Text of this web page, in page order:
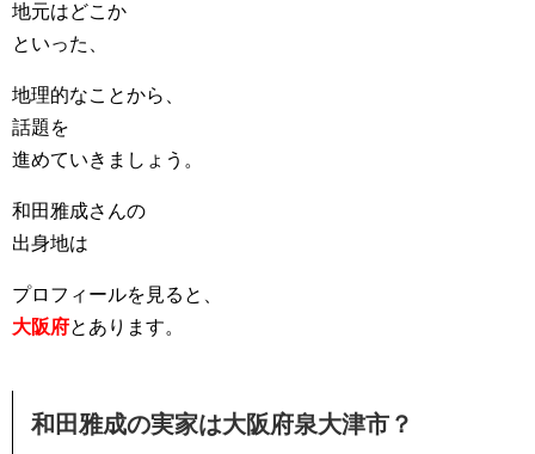
地元はどこか
といった、
地理的なことから、
話題を
進めていきましょう。
和田雅成さんの
出身地は
プロフィールを見ると、
大阪府とあります。
和田雅成の実家は大阪府泉大津市？